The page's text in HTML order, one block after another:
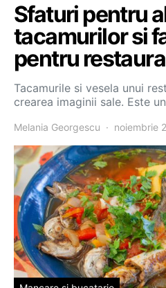
Sfaturi pentru
tacamurilor si
pentru
Tacamurile si vesela unui
crearea imaginii sale. Este
Melania Georgescu noiembrie